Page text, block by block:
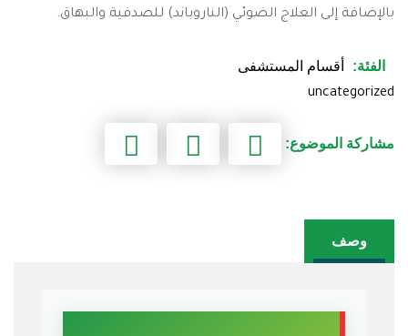
بالإضافة إلى العلاج الضوئي (الناروباند) للصدفية والبهاق.
الفئة: أقسام المستشفى
uncategorized
مشاركة الموضوع:
وصف